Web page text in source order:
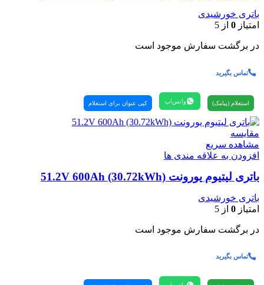
باتری خورشیدی
امتیاز 0 از 5
در برگشت سفارش موجود است
تماس بگیرید
استعلام (پیامک) واتس‌اپ کپی عنوان برای استعلام
مقایسه
مشاهده سریع
افزودن به علاقه مندی ها
باتری لیتیوم یورونت 51.2V 600Ah (30.72kWh)
باتری خورشیدی
امتیاز 0 از 5
در برگشت سفارش موجود است
تماس بگیرید